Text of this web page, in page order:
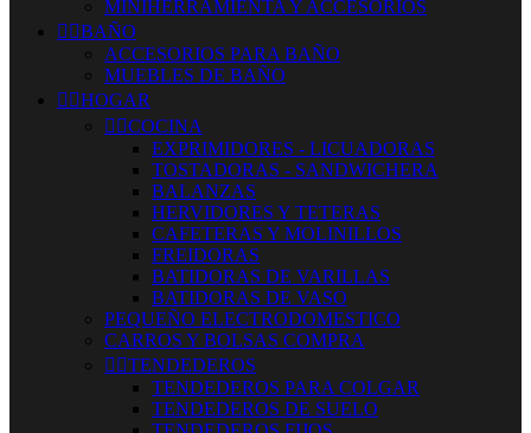
MINIHERRAMIENTA Y ACCESORIOS
 BAÑO
ACCESORIOS PARA BAÑO
MUEBLES DE BAÑO
 HOGAR
 COCINA
EXPRIMIDORES - LICUADORAS
TOSTADORAS - SANDWICHERA
BALANZAS
HERVIDORES Y TETERAS
CAFETERAS Y MOLINILLOS
FREIDORAS
BATIDORAS DE VARILLAS
BATIDORAS DE VASO
PEQUEÑO ELECTRODOMESTICO
CARROS Y BOLSAS COMPRA
 TENDEDEROS
TENDEDEROS PARA COLGAR
TENDEDEROS DE SUELO